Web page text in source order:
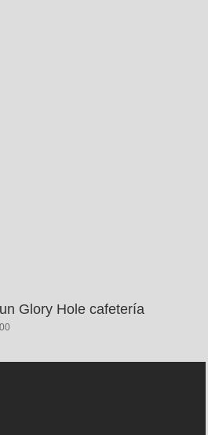
Glory Hole cafetería